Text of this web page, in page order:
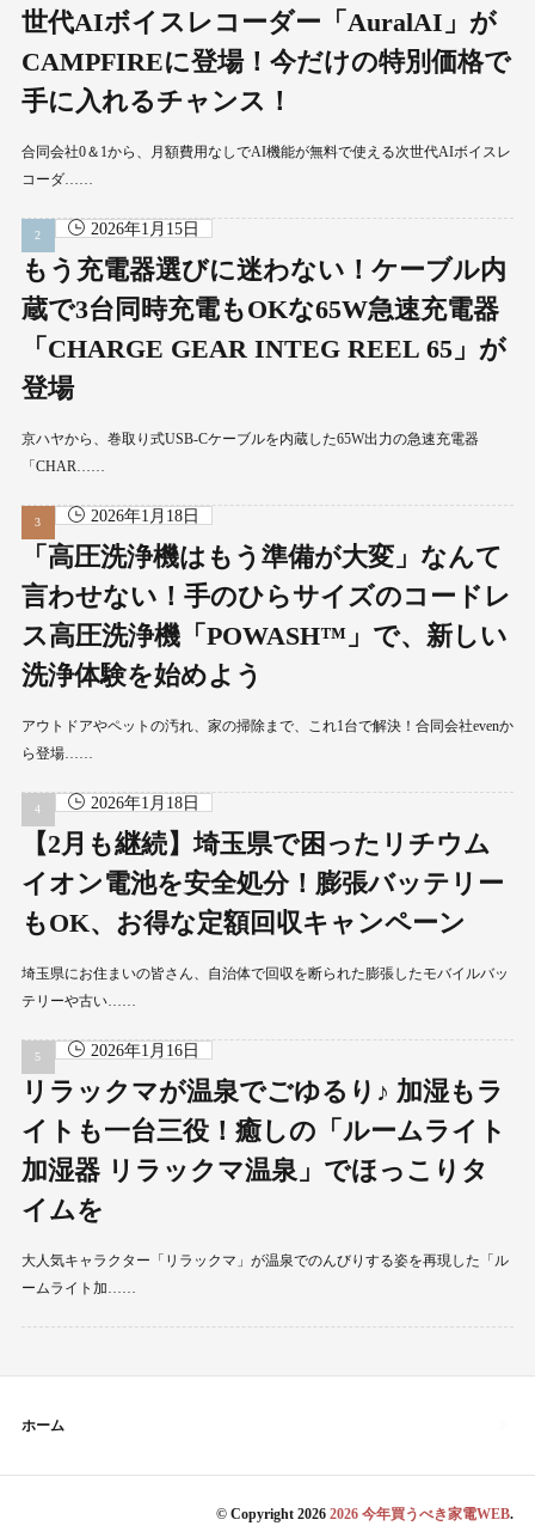
世代AIボイスレコーダー「AuralAI」が
CAMPFIREに登場！今だけの特別価格で
手に入れるチャンス！
合同会社0＆1から、月額費用なしでAI機能が無料で使える次世代AIボイスレ
コーダ……
2026年1月15日
もう充電器選びに迷わない！ケーブル内
蔵で3台同時充電もOKな65W急速充電器
「CHARGE GEAR INTEG REEL 65」が
登場
京ハヤから、巻取り式USB-Cケーブルを内蔵した65W出力の急速充電器
「CHAR……
2026年1月18日
「高圧洗浄機はもう準備が大変」なんて
言わせない！手のひらサイズのコードレ
ス高圧洗浄機「POWASH™」で、新しい
洗浄体験を始めよう
アウトドアやペットの汚れ、家の掃除まで、これ1台で解決！合同会社evenか
ら登場……
2026年1月18日
【2月も継続】埼玉県で困ったリチウム
イオン電池を安全処分！膨張バッテリー
もOK、お得な定額回収キャンペーン
埼玉県にお住まいの皆さん、自治体で回収を断られた膨張したモバイルバッ
テリーや古い……
2026年1月16日
リラックマが温泉でごゆるり♪ 加湿もラ
イトも一台三役！癒しの「ルームライト
加湿器 リラックマ温泉」でほっこりタ
イムを
大人気キャラクター「リラックマ」が温泉でのんびりする姿を再現した「ル
ームライト加……
ホーム
© Copyright 20262026 今年買うべき家電WEB.